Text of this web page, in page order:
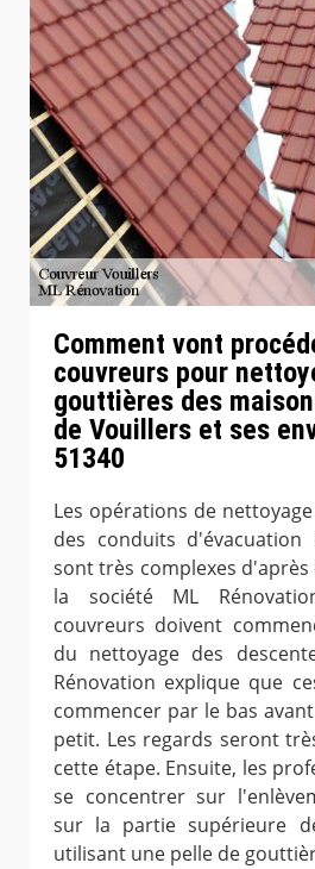
Comment vont
couvreurs pour
gouttières des
de Vouillers et ses
51340
Les opérations de
des conduits
sont très complexes
la société ML
couvreurs doivent
du nettoyage des
Rénovation explique que
commencer par le bas
petit. Les regards seront
cette étape. Ensuite, les
se concentrer sur
sur la partie supérieure
utilisant une pelle de